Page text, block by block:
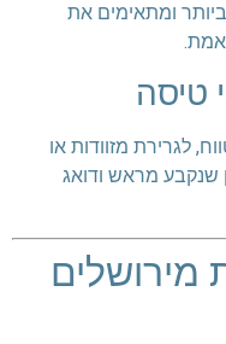
ומתאימים את
אמת.
לגרירת מזוודות או
שנקבע מראש ודואג
מירושלים